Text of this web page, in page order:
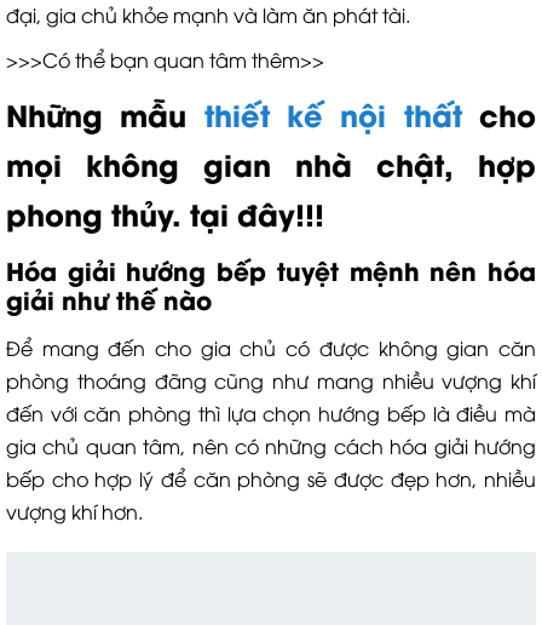
đại, gia chủ khỏe mạnh và làm ăn phát tài.
>>>Có thể bạn quan tâm thêm>>
Những mẫu thiết kế nội thấtcho
mọi không gian nhà chật, hợp
phong thủy. tại đây!!!
Hóa giải hướng bếp tuyệt mệnh nên hóa
giải như thế nào
Để mang đến cho gia chủ có được không gian căn
phòng thoáng đãng cũng như mang nhiều vượng khí
đến với căn phòng thì lựa chọn hướng bếp là điều mà
gia chủ quan tâm, nên có những cách hóa giải hướng
bếp cho hợp lý để căn phòng sẽ được đẹp hơn, nhiều
vượng khí hơn.